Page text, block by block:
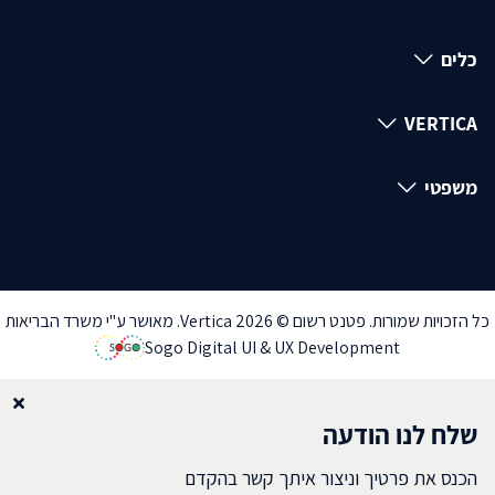
כלים
VERTICA
משפטי
כל הזכויות שמורות. פטנט רשום © Vertica 2026. מאושר ע"י משרד הבריאות
Sogo Digital UI & UX Development
שלח לנו הודעה
הכנס את פרטיך וניצור איתך קשר בהקדם